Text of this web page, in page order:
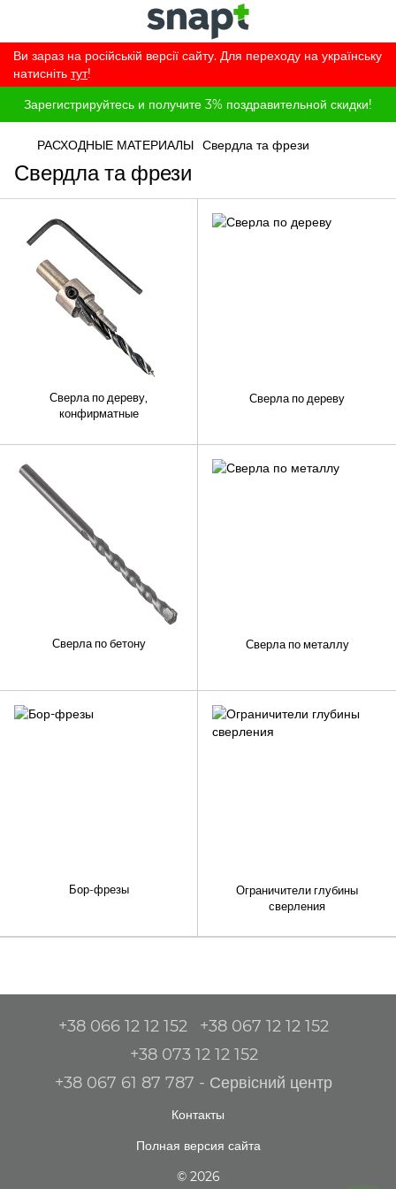
Ви зараз на російській версії сайту. Для переходу на українську
натисніть тут!
Зарегистрируйтесь и получите 3% поздравительной скидки!
РАСХОДНЫЕ МАТЕРИАЛЫ Свердла та фрези
Свердла та фрези
Сверла по дереву,
конфирматные
Сверла по дереву
Сверла по бетону Сверла по металлу
Бор-фрезы
Ограничители глубины
сверления
+38 066 12 12 152
+38 067 12 12 152
+38 073 12 12 152
+38 067 61 87 787 - Сервісний центр
Контакты
Полная версия сайта
© 2026